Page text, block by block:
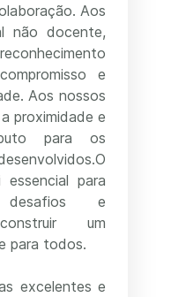
Aos
não docente,
e
Aos nossos
proximidade e
para os
para
desafios e
um
para todos.
excelentes e